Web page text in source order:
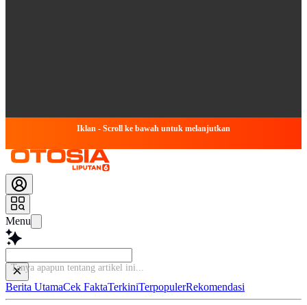
Iklan - Scroll ke bawah untuk melanjutkan
Menu
Berita UtamaCek FaktaTerkiniTerpopulerRekomendasi